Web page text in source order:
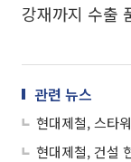
강재까지 수출
관련 뉴스
현대제철, 건설